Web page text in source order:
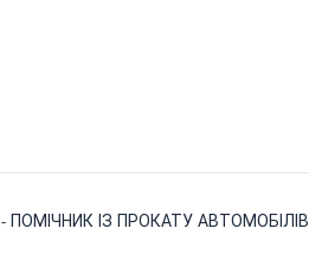
- ПОМІЧНИК ІЗ ПРОКАТУ АВТОМОБІЛІВ